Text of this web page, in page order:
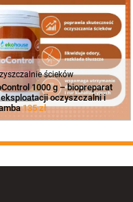
ścieków
1000 g – biopreparat
oczyszczalni i
135 zł